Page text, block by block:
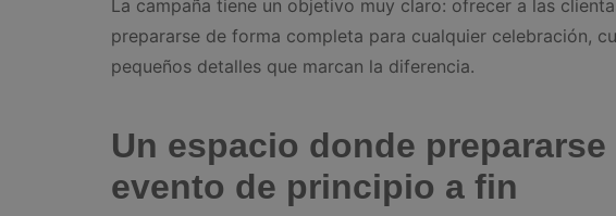
La campaña tiene un objetivo muy claro: ofrecer a las
prepararse de forma completa para cualquier celebración,
pequeños detalles que marcan la diferencia.
Un espacio donde
evento de principio a fin